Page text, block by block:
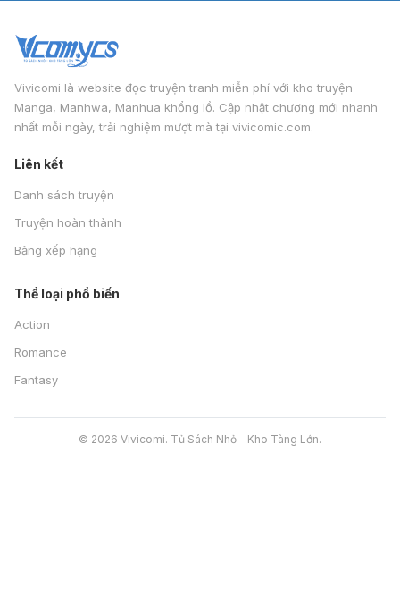
Vivicomi là website đọc truyện tranh miễn phí với kho truyện
Manga, Manhwa, Manhua khổng lồ. Cập nhật chương mới nhanh
nhất mỗi ngày, trải nghiệm mượt mà tại vivicomic.com.
Liên kết
Danh sách truyện
Truyện hoàn thành
Bảng xếp hạng
Thể loại phổ biến
Action
Romance
Fantasy
© 2026 Vivicomi. Tủ Sách Nhỏ – Kho Tàng Lớn.